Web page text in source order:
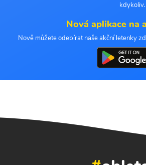
kdykoliv.
Nová aplikace na
Nově můžete odebírat naše akční letenky